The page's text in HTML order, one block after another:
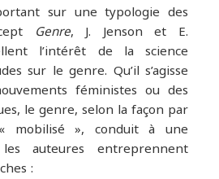
sur une typologie des
Genre, J. Jenson et E.
l’intérêt de la science
sur le genre. Qu’il s’agisse
féministes ou des
le genre, selon la façon par
mobilisé », conduit à une
auteures entreprennent
: